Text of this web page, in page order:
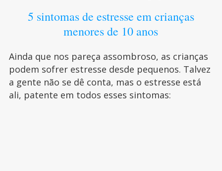
5 sintomas de estresse em crianças
menores de 10 anos
Ainda que nos pareça assombroso, as crianças
podem sofrer estresse desde pequenos. Talvez
a gente não se dê conta, mas o estresse está
ali, patente em todos esses sintomas: